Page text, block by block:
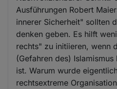
Ausführungen Robert
innerer Sicherheit" sollten
denken geben. Es hilft
rechts" zu initiieren, wenn
(Gefahren des)
ist. Warum wurde
rechtsextreme